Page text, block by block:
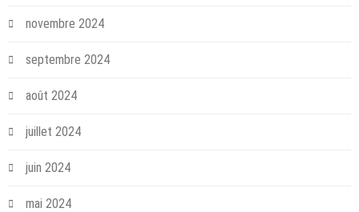
novembre 2024
septembre 2024
août 2024
juillet 2024
juin 2024
mai 2024